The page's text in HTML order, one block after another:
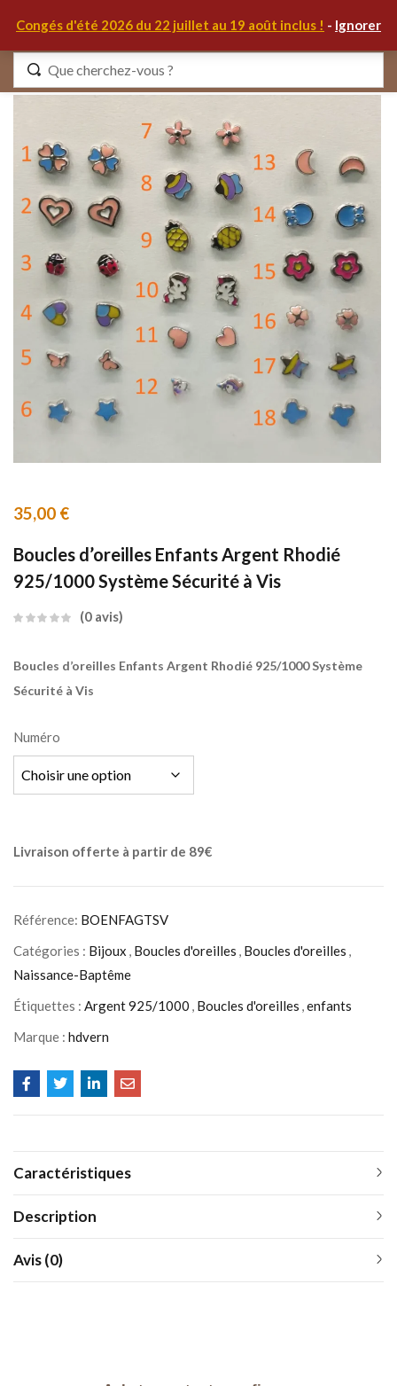
Congés d'été 2026 du 22 juillet au 19 août inclus ! - Ignorer
35,00 €
Boucles d’oreilles Enfants Argent Rhodié
925/1000 Système Sécurité à Vis
0 avis
Boucles d’oreilles Enfants Argent Rhodié 925/1000 Système
Sécurité à Vis
Numéro
Livraison offerte à partir de 89€
Référence: BOENFAGTSV
Catégories : Bijoux , Boucles d'oreilles , Boucles d'oreilles ,
Naissance-Baptême
Étiquettes : Argent 925/1000 , Boucles d'oreilles ,enfants
Marque : hdvern
Caractéristiques
Description
Avis (0)
Identifiez-vous
Se souvenir de moi Mot de passe oublié ?
S'IDENTIFIER
MON COMPTE